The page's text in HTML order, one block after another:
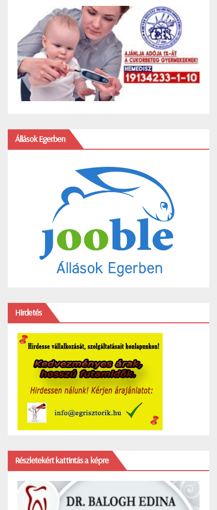
Állások Egerben
Hirdetés
Részletekért kattintás a képre